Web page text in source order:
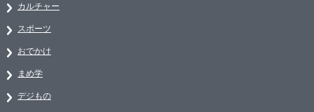
カルチャー
スポーツ
おでかけ
まめ学
デジもの